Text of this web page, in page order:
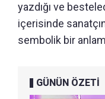
yazdığı ve
içerisinde
sembolik bir
GÜNÜN ÖZETİ